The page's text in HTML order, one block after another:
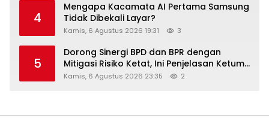
4
Mengapa Kacamata AI Pertama Samsung
Tidak Dibekali Layar?
Kamis, 6 Agustus 2026 19:31 3
5
Dorong Sinergi BPD dan BPR dengan
Mitigasi Risiko Ketat, Ini Penjelasan Ketum
Asbanda
Kamis, 6 Agustus 2026 23:35 2